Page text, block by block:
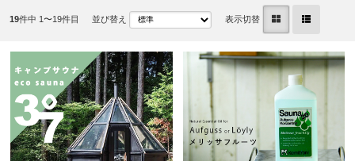
19件中 1〜19件目 並び替え 表示切替